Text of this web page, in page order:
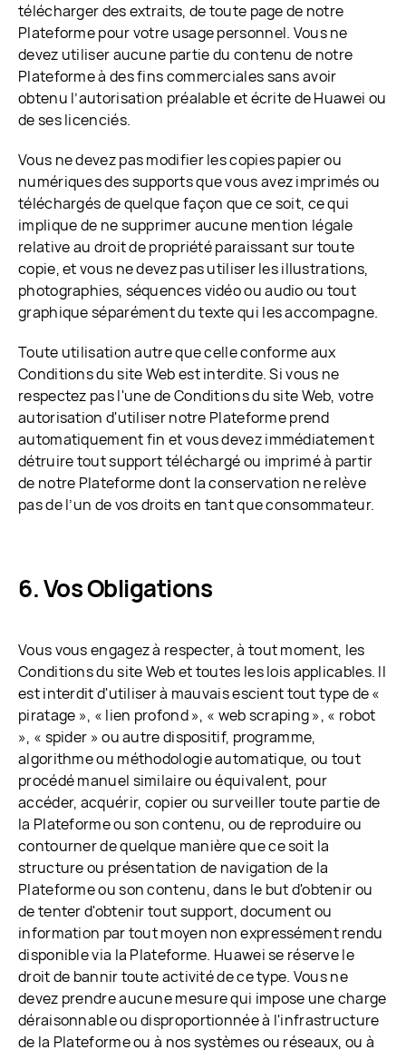
télécharger des extraits, de toute page de notre
Plateforme pour votre usage personnel. Vous ne
devez utiliser aucune partie du contenu de notre
Plateforme à des fins commerciales sans avoir
obtenu l’autorisation préalable et écrite de Huawei ou
de ses licenciés.
Vous ne devez pas modifier les copies papier ou
numériques des supports que vous avez imprimés ou
téléchargés de quelque façon que ce soit, ce qui
implique de ne supprimer aucune mention légale
relative au droit de propriété paraissant sur toute
copie, et vous ne devez pas utiliser les illustrations,
photographies, séquences vidéo ou audio ou tout
graphique séparément du texte qui les accompagne.
Toute utilisation autre que celle conforme aux
Conditions du site Web est interdite. Si vous ne
respectez pas l'une de Conditions du site Web, votre
autorisation d'utiliser notre Plateforme prend
automatiquement fin et vous devez immédiatement
détruire tout support téléchargé ou imprimé à partir
de notre Plateforme dont la conservation ne relève
pas de l’un de vos droits en tant que consommateur.
Vos Obligations
Vous vous engagez à respecter, à tout moment, les
Conditions du site Web et toutes les lois applicables. Il
est interdit d'utiliser à mauvais escient tout type de «
piratage », « lien profond », « web scraping », « robot
», « spider » ou autre dispositif, programme,
algorithme ou méthodologie automatique, ou tout
procédé manuel similaire ou équivalent, pour
accéder, acquérir, copier ou surveiller toute partie de
la Plateforme ou son contenu, ou de reproduire ou
contourner de quelque manière que ce soit la
structure ou présentation de navigation de la
Plateforme ou son contenu, dans le but d'obtenir ou
de tenter d'obtenir tout support, document ou
information par tout moyen non expressément rendu
disponible via la Plateforme. Huawei se réserve le
droit de bannir toute activité de ce type. Vous ne
devez prendre aucune mesure qui impose une charge
déraisonnable ou disproportionnée à l'infrastructure
de la Plateforme ou à nos systèmes ou réseaux, ou à